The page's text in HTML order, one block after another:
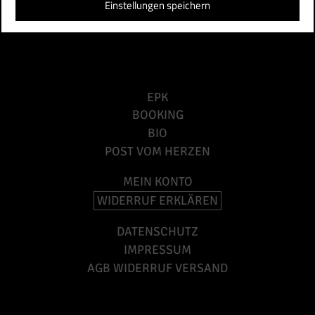
Einstellungen speichern
EPK
BOOKING
BIO
POST VOM HERZEN
MEIN KONTO
WIDERRUF ERKLÄREN
DATENSCHUTZ
IMPRESSUM
AGB WIDERRUF VERSAND